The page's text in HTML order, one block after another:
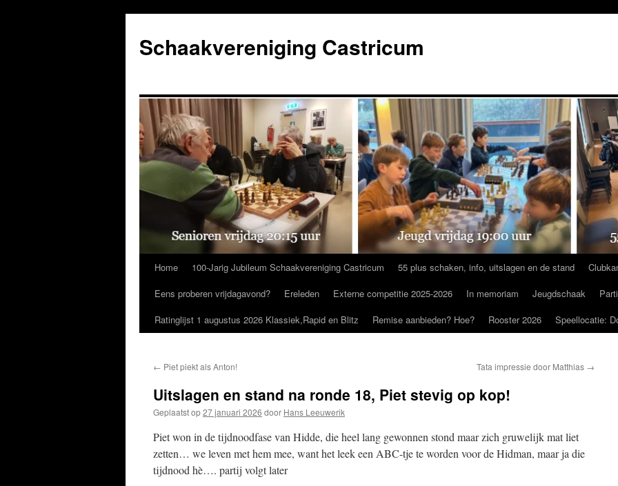
de
inhoud
Schaakvereniging Castricum
Home 100-Jarig Jubileum Schaakvereniging Castricum 55 plus schaken, info, uitslagen en de stand
Eens proberen vrijdagavond?
Ereleden Externe competitie 2025-2026 In memoriam Jeugdschaak
Ratinglijst 1 augustus 2026 Klassiek,Rapid en Blitz
Remise aanbieden? Hoe? Rooster 2026 Speellocatie:
← Piet piekt als Anton! Tata impressie door Matthias →
Uitslagen en stand na ronde 18, Piet stevig op kop!
Geplaatst op27 januari 2026 door Hans Leeuwerik
Piet won in de tijdnoodfase van Hidde, die heel lang gewonnen stond maar zich gruwelijk mat liet
zetten… we leven met hem mee, want het leek een ABC-tje te worden voor de Hidman, maar ja die
tijdnood hè…. partij volgt later